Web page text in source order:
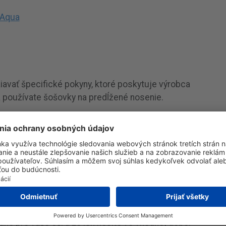
špecifické pokyny, ktoré poskytuje výrobca
šošovky na predĺžené nosenie.
kontaktných šošoviek
vždy odstrániť kontaktné šošovky pred
nočné použitie. Uistite sa, že čistíte a
aby ste zabránili kontaminácii a zaistili
sú odporúčané na zabezpečenie, že
pre vaše oči a že ich nosíte vo vhodnej dobe.